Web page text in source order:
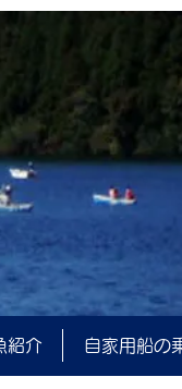
紹介 自家用船の